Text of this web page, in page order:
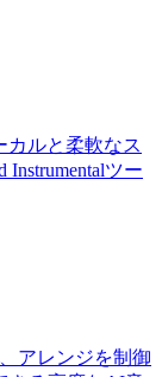
カルと柔軟なス
ツー
アレンジを制御